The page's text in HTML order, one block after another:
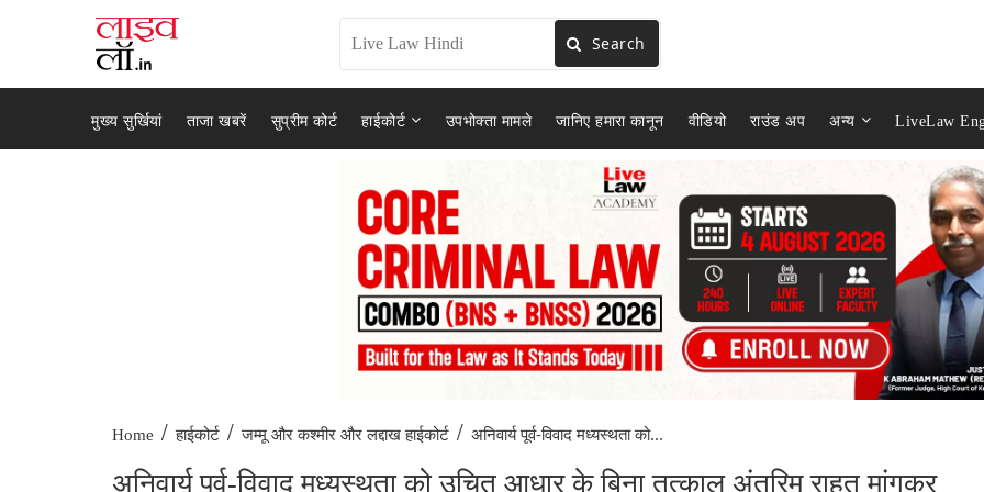
Search
मुख्य सुर्खियां ताजा खबरें सुप्रीम कोर्ट हाईकोर्ट उपभोक्ता मामले जानिए हमारा कानून वीडियो राउंड अप अन्य LiveLaw
Home / हाईकोर्ट / जम्मू और कश्मीर और लद्दाख हाईकोर्ट / अनिवार्य पूर्व-विवाद मध्यस्थता को...
अनिवार्य पूर्व-विवाद मध्यस्थता को उचित आधार के बिना तत्काल अंतरिम राहत मांगकर